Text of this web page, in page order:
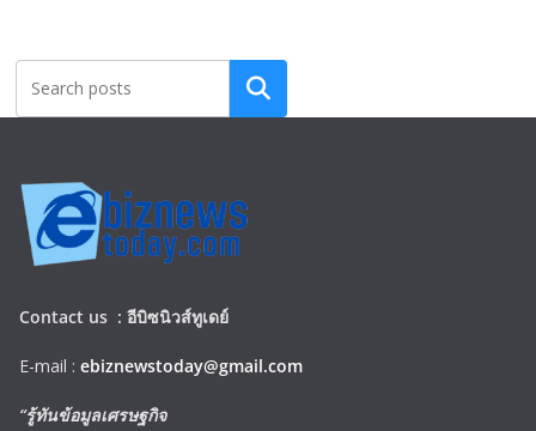
Search
Contact us : อีบิซนิวส์ทูเดย์
E-mail : ebiznewstoday@gmail.com
“รู้ทันข้อมูลเศรษฐกิจ